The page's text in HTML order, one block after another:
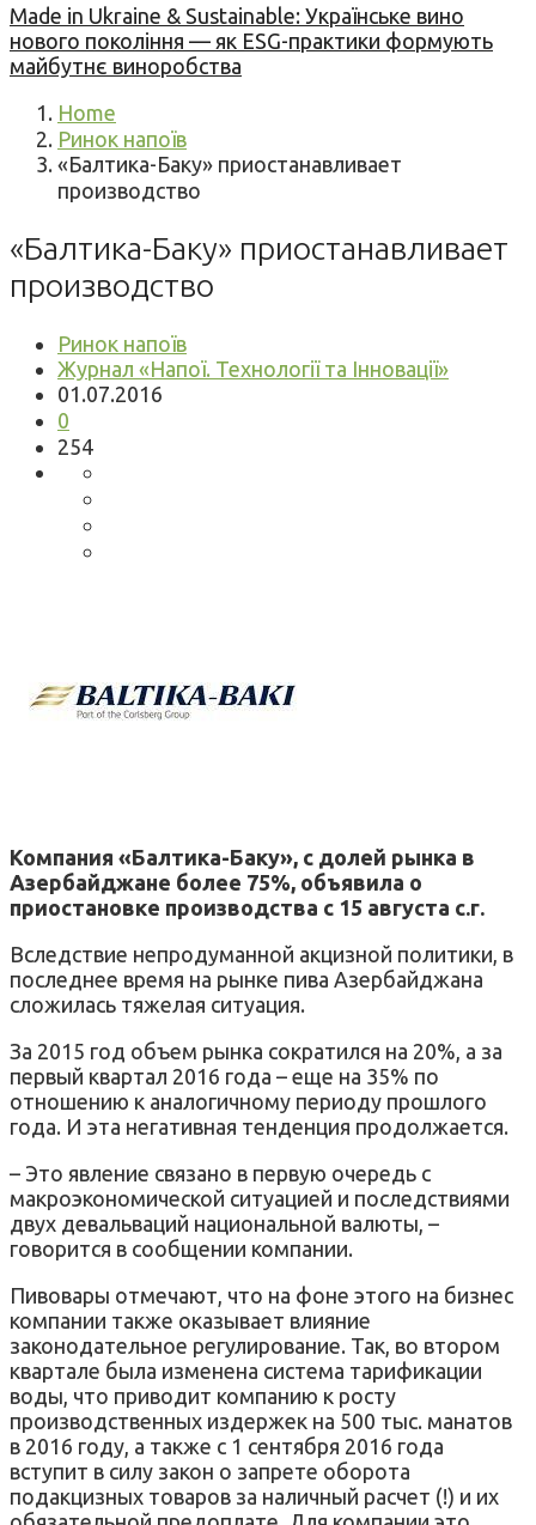
Made in Ukraine & Sustainable: Українське вино
нового покоління — як ESG-практики формують
майбутнє виноробства
Home
Ринок напоїв
«Балтика-Баку» приостанавливает
производство
«Балтика-Баку» приостанавливает
производство
Ринок напоїв
Журнал «Напої. Технології та Інновації»
01.07.2016
0
254
Компания «Балтика-Баку», с долей рынка в
Азербайджане более 75%, объявила о
приостановке производства с 15 августа с.г.
Вследствие непродуманной акцизной политики, в
последнее время на рынке пива Азербайджана
сложилась тяжелая ситуация.
За 2015 год объем рынка сократился на 20%, а за
первый квартал 2016 года – еще на 35% по
отношению к аналогичному периоду прошлого
года. И эта негативная тенденция продолжается.
– Это явление связано в первую очередь с
макроэкономической ситуацией и последствиями
двух девальваций национальной валюты, –
говорится в сообщении компании.
Пивовары отмечают, что на фоне этого на бизнес
компании также оказывает влияние
законодательное регулирование. Так, во втором
квартале была изменена система тарификации
воды, что приводит компанию к росту
производственных издержек на 500 тыс. манатов
в 2016 году, а также с 1 сентября 2016 года
вступит в силу закон о запрете оборота
подакцизных товаров за наличный расчет (!) и их